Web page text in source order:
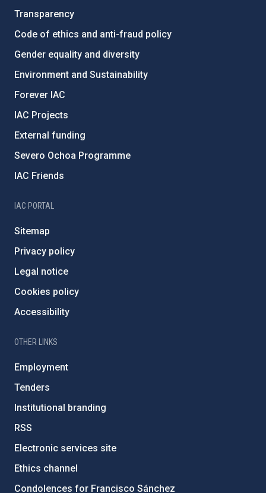
Transparency
Code of ethics and anti-fraud policy
Gender equality and diversity
Environment and Sustainability
Forever IAC
IAC Projects
External funding
Severo Ochoa Programme
IAC Friends
IAC PORTAL
Sitemap
Privacy policy
Legal notice
Cookies policy
Accessibility
OTHER LINKS
Employment
Tenders
Institutional branding
RSS
Electronic services site
Ethics channel
Condolences for Francisco Sánchez